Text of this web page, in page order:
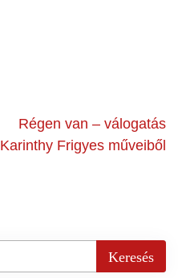
Régen van – válogatás
Karinthy Frigyes műveiből